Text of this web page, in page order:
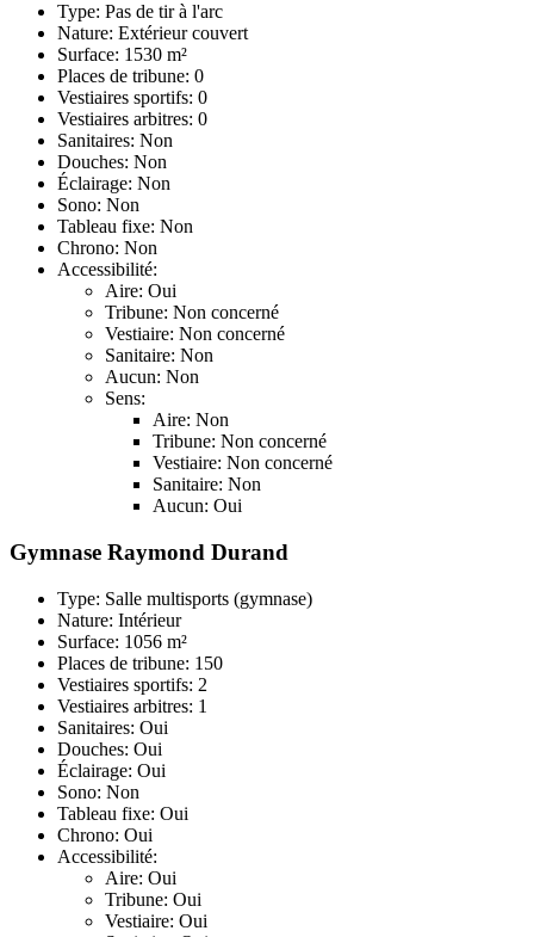
Type: Pas de tir à l'arc
Nature: Extérieur couvert
Surface: 1530 m²
Places de tribune: 0
Vestiaires sportifs: 0
Vestiaires arbitres: 0
Sanitaires: Non
Douches: Non
Éclairage: Non
Sono: Non
Tableau fixe: Non
Chrono: Non
Accessibilité:
Aire: Oui
Tribune: Non concerné
Vestiaire: Non concerné
Sanitaire: Non
Aucun: Non
Sens:
Aire: Non
Tribune: Non concerné
Vestiaire: Non concerné
Sanitaire: Non
Aucun: Oui
Gymnase Raymond Durand
Type: Salle multisports (gymnase)
Nature: Intérieur
Surface: 1056 m²
Places de tribune: 150
Vestiaires sportifs: 2
Vestiaires arbitres: 1
Sanitaires: Oui
Douches: Oui
Éclairage: Oui
Sono: Non
Tableau fixe: Oui
Chrono: Oui
Accessibilité:
Aire: Oui
Tribune: Oui
Vestiaire: Oui